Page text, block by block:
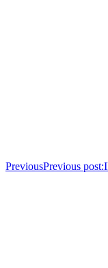
PreviousPrevious post: